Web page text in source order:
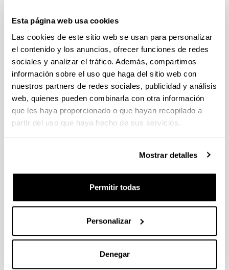
Esta página web usa cookies
Las cookies de este sitio web se usan para personalizar
el contenido y los anuncios, ofrecer funciones de redes
sociales y analizar el tráfico. Además, compartimos
información sobre el uso que haga del sitio web con
nuestros partners de redes sociales, publicidad y análisis
web, quienes pueden combinarla con otra información
que les haya proporcionado o que hayan recopilado a
partir del uso que haya hecho de sus servicios.
Mostrar detalles
Permitir todas
Personalizar
Denegar
“Zuzendaritza-prestakuntzarako tresna gisa
sozialaren analisia”
Doctorando: Izaskun Rekalde Abásolo
Dirigida por: Jon Landeta RodríguezyPilar
Fernández Ferrín
Universidad del País Vasco / Euskal Herriko
Unibertsitatea
8 de Mayo de 2017
Tesis Internacional
“Mutual Cash Holding (MCH): Un modelo
colaborativo de gestión de tesorería”
Leire San José Ruiz de Aguirrey
27 de junio de 2017
esperientzia: azterketa hezkuntzaren ikuspegitik
eta marketinaren ikuspegitik - La experiencia de
la visita a empresa en activo: un análisis desde
una perspectiva educativa y desde una